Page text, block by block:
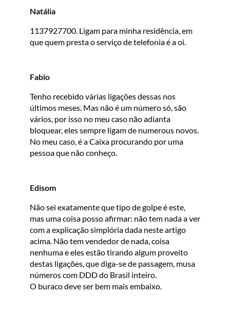
Natália
1137927700. Ligam para minha residência, em
que quem presta o serviço de telefonia é a oi.
Fabio
Tenho recebido várias ligações dessas nos
últimos meses. Mas não é um número só, são
vários, por isso no meu caso não adianta
bloquear, eles sempre ligam de numerous novos.
No meu caso, é a Caixa procurando por uma
pessoa que não conheço.
Edisom
Não sei exatamente que tipo de golpe é este,
mas uma coisa posso afirmar: não tem nada a ver
com a explicação simplória dada neste artigo
acima. Não tem vendedor de nada, coisa
nenhuma e eles estão tirando algum proveito
destas ligações, que diga-se de passagem, musa
números com DDD do Brasil inteiro.
O buraco deve ser bem mais embaixo.